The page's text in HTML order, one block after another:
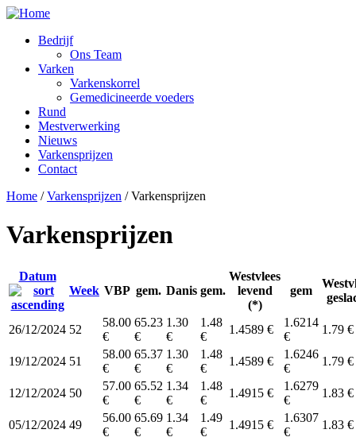
Skip to main content
Bedrijf
Ons Team
Varken
Varkenskorrel
Gemedicineerde voeders
Rund
Mestverwerking
Nieuws
Varkensprijzen
Contact
Home /Varkensprijzen /Varkensprijzen
Varkensprijzen
Datum
Week VBP gem. Danis gem.
Westvlees
levend
(*)
gem
26/12/2024 52
58.00
€
65.23
€
1.30
€
1.48
€
1.4589 €
1.6214
€
1.79 €
19/12/2024 51
58.00
€
65.37
€
1.30
€
1.48
€
1.4589 €
1.6246
€
1.79 €
12/12/2024 50
57.00
€
65.52
€
1.34
€
1.48
€
1.4915 €
1.6279
€
1.83 €
05/12/2024 49
56.00
€
65.69
€
1.34
€
1.49
€
1.4915 €
1.6307
€
1.83 €